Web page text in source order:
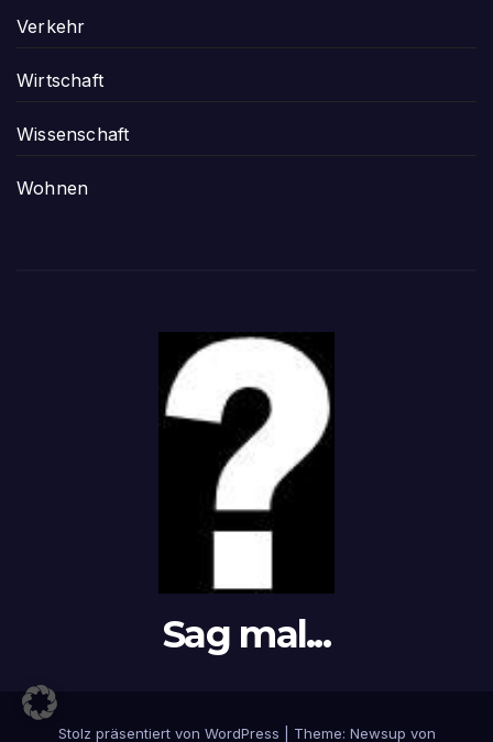
Verkehr
Wirtschaft
Wissenschaft
Wohnen
Sag mal...
Stolz präsentiert von WordPress Theme: Newsup von